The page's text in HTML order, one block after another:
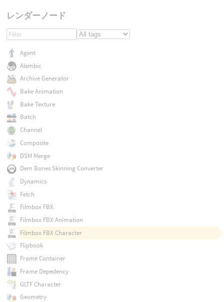
レンダーノード
Agent
Alembic
Archive Generator
Bake Animation
Bake Texture
Batch
Channel
Composite
DSM Merge
Dem Bones Skinning Converter
Dynamics
Fetch
Filmbox FBX
Filmbox FBX Animation
Filmbox FBX Character
Flipbook
Frame Container
Frame Depedency
GLTF Character
Geometry